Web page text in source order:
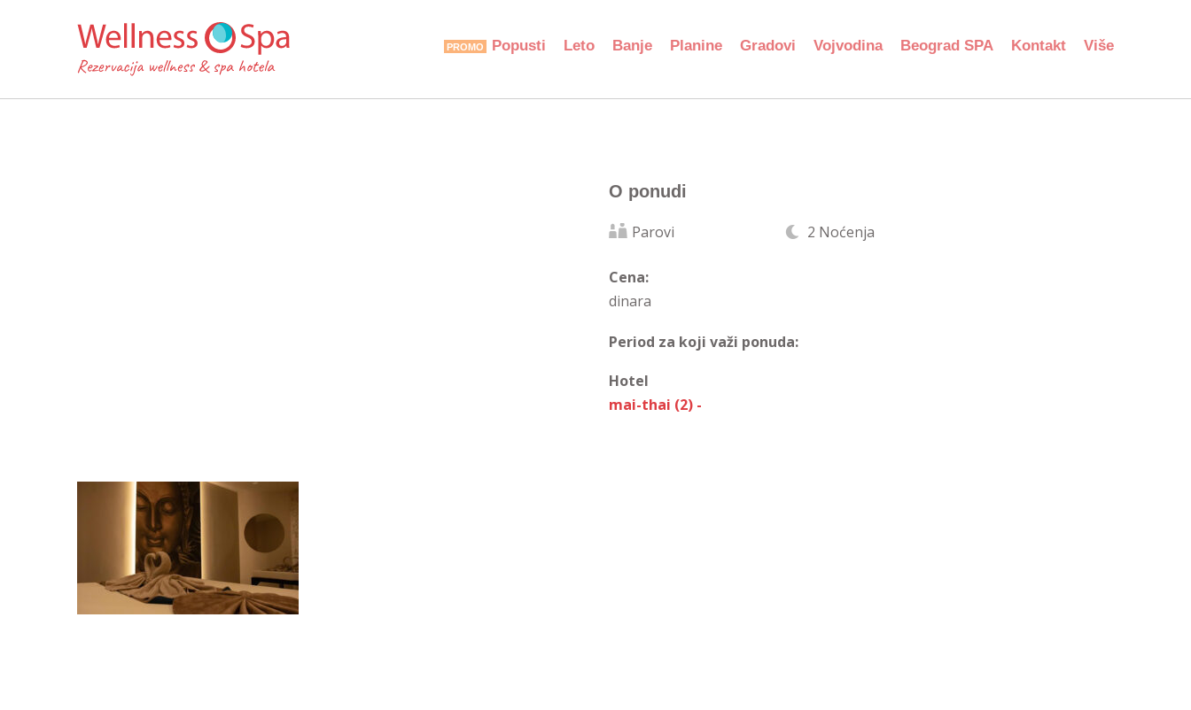
Popusti Leto Banje Planine Gradovi Vojvodina Beograd SPA Kontakt Više
O ponudi
Parovi 2 Noćenja
Cena:
dinara
Period za koji važi ponuda:
Hotel
mai-thai (2) -